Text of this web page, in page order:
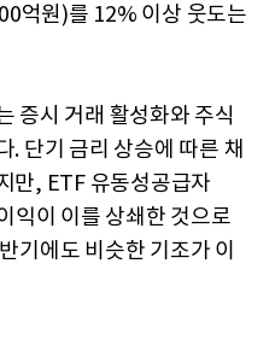
억원)를 12% 이상 웃도는
증시 거래 활성화와 주식
. 단기 금리 상승에 따른 채
만, ETF 유동성공급자
익이 이를 상쇄한 것으로
기에도 비슷한 기조가 이